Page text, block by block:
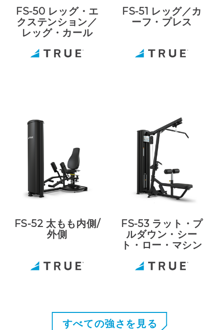
FS-50 レッグ・エ
クステンション／
レッグ・カール
FS-51 レッグ／カ
ーフ・プレス
FS-52 太もも内側/
外側
FS-53 ラット・プ
ルダウン・シー
ト・ロー・マシン
すべての強さを見る